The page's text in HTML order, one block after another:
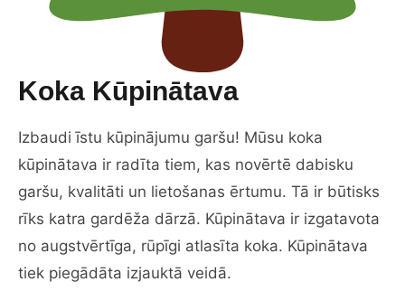
Koka Kūpinātava
Izbaudi īstu kūpinājumu garšu! Mūsu koka
kūpinātava ir radīta tiem, kas novērtē dabisku
garšu, kvalitāti un lietošanas ērtumu. Tā ir būtisks
rīks katra gardēža dārzā. Kūpinātava ir izgatavota
no augstvērtīga, rūpīgi atlasīta koka. Kūpinātava
tiek piegādāta izjauktā veidā.